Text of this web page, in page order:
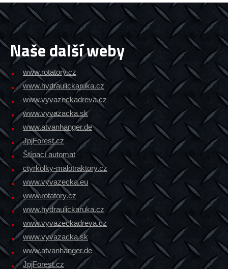
Naše další weby
www.rotatory.cz
www.hydraulickaruka.cz
www.vyvazeckadreva.cz
www.vyvazacka.sk
www.atvanhanger.de
JpjForest.cz
Štípací automat
ctyrkolky-malotraktory.cz
www.vyvazecka.eu
www.rotatory.cz
www.hydraulickaruka.cz
www.vyvazeckadreva.cz
www.vyvazacka.sk
www.atvanhanger.de
JpjForest.cz